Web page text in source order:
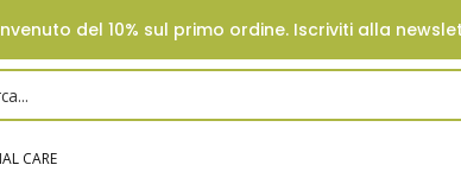
del 10% sul primo ordine. Iscriviti alla
CARE